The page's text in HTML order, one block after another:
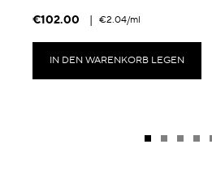
€102.00 | €2.04/ml
IN DEN WARENKORB LEGEN